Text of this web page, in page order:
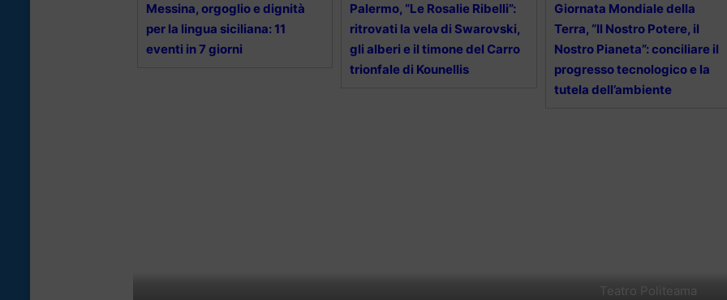
Teatro Politeama
Messina, orgoglio e dignità
per la lingua siciliana: 11
eventi in 7 giorni
Palermo, “Le Rosalie Ribelli”:
ritrovati la vela di Swarovski,
gli alberi e il timone del Carro
trionfale di Kounellis
Giornata Mondiale della
Terra, “Il Nostro Potere, il
Nostro Pianeta”: conciliare il
progresso tecnologico e la
tutela dell’ambiente